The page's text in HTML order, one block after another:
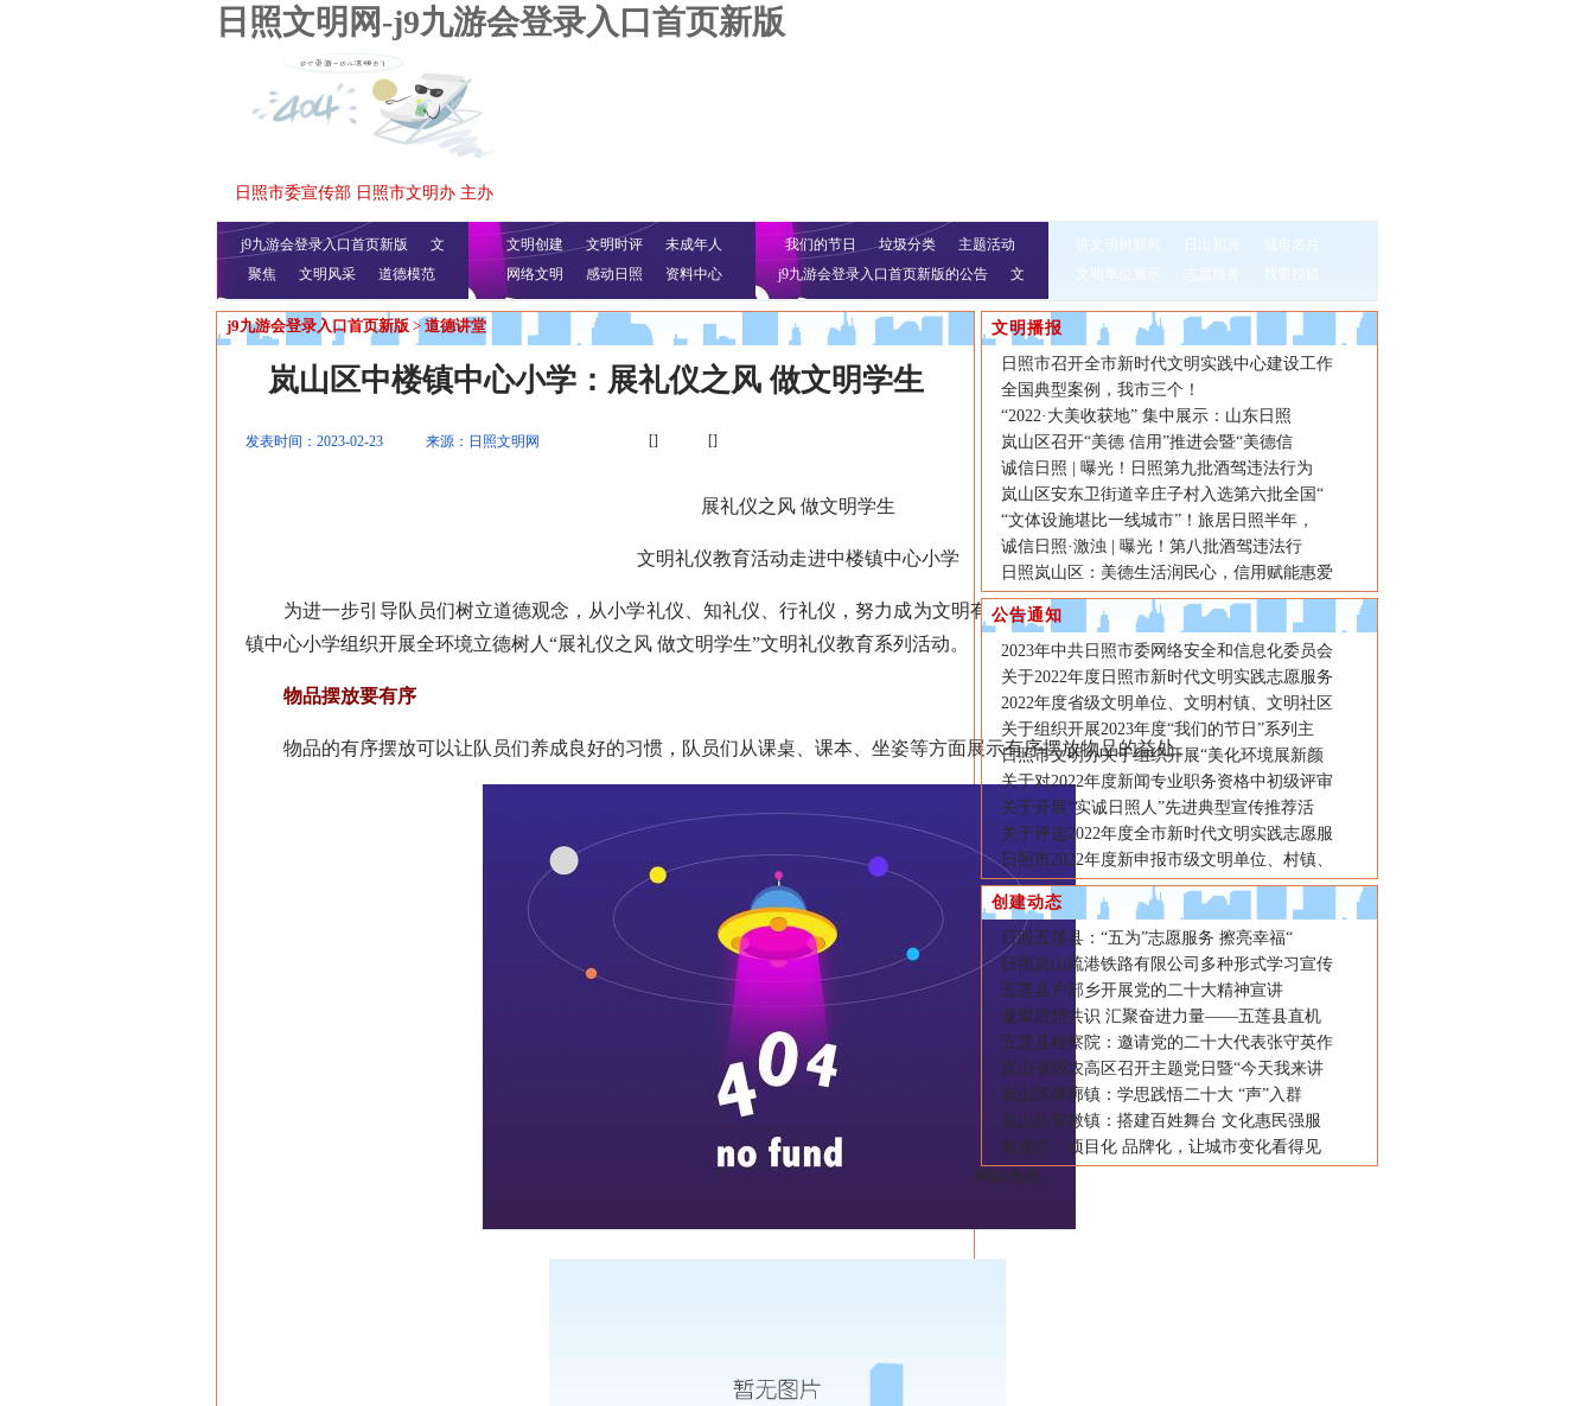
日照文明网-j9九游会登录入口首页新版
日照市委宣传部 日照市文明办 主办
j9九游会登录入口首页新版
文
明播报
公益视频
聚焦 文明风采 道德模范
文明创建 文明时评
未成年人
网络文明
感动日照 资料中心
我们的节日 垃圾分类
主题活动
j9九游会登录入口首页新版的公告
文
明行动
讲文明树新风 日出初光
城市名片
文明单位展示
志愿服务 我要投稿
j9九游会登录入口首页新版 > 道德讲堂
岚山区中楼镇中心小学：展礼仪之风 做文明学生
发表时间：2023-02-23 来源：日照文明网 [] []
展礼仪之风 做文明学生
文明礼仪教育活动走进中楼镇中心小学
为进一步引导队员们树立道德观念，从小学礼仪、知礼仪、行礼仪，努力成为文明有礼、全面发展的一代新人，岚山区中楼
镇中心小学组织开展全环境立德树人“展礼仪之风 做文明学生”文明礼仪教育系列活动。
物品摆放要有序
物品的有序摆放可以让队员们养成良好的习惯，队员们从课桌、课本、坐姿等方面展示有序摆放物品的益处。
文明播报
日照市召开全市新时代文明实践中心建设工作
全国典型案例，我市三个！
“2022·大美收获地” 集中展示：山东日照
岚山区召开“美德 信用”推进会暨“美德信
诚信日照 | 曝光！日照第九批酒驾违法行为
岚山区安东卫街道辛庄子村入选第六批全国“
“文体设施堪比一线城市”！旅居日照半年，
诚信日照·激浊 | 曝光！第八批酒驾违法行
日照岚山区：美德生活润民心，信用赋能惠爱
公告通知
2023年中共日照市委网络安全和信息化委员会
关于2022年度日照市新时代文明实践志愿服务
2022年度省级文明单位、文明村镇、文明社区
关于组织开展2023年度“我们的节日”系列主
日照市文明办关于组织开展“美化环境展新颜
关于对2022年度新闻专业职务资格中初级评审
关于开展“实诚日照人”先进典型宣传推荐活
关于评选2022年度全市新时代文明实践志愿服
日照市2022年度新申报市级文明单位、村镇、
创建动态
日照五莲县：“五为”志愿服务 擦亮幸福“
日照岚山疏港铁路有限公司多种形式学习宣传
五莲县户部乡开展党的二十大精神宣讲
凝聚思想共识 汇聚奋进力量——五莲县直机
五莲县检察院：邀请党的二十大代表张守英作
岚山省级农高区召开主题党日暨“今天我来讲
岚山区碑廓镇：学思践悟二十大 “声”入群
岚山区黄墩镇：搭建百姓舞台 文化惠民强服
东港区：项目化 品牌化，让城市变化看得见
网站地图